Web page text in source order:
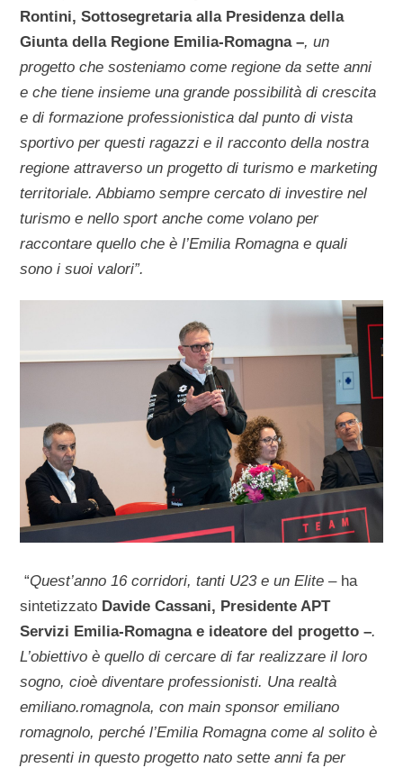
Rontini, Sottosegretaria alla Presidenza della
Giunta della Regione Emilia-Romagna –, un
progetto che sosteniamo come regione da sette anni
e che tiene insieme una grande possibilità di crescita
e di formazione professionistica dal punto di vista
sportivo per questi ragazzi e il racconto della nostra
regione attraverso un progetto di turismo e marketing
territoriale. Abbiamo sempre cercato di investire nel
turismo e nello sport anche come volano per
raccontare quello che è l’Emilia Romagna e quali
sono i suoi valori”.
“Quest’anno 16 corridori, tanti U23 e un Elite – ha
sintetizzato Davide Cassani, Presidente APT
Servizi Emilia-Romagna e ideatore del progetto –.
L’obiettivo è quello di cercare di far realizzare il loro
sogno, cioè diventare professionisti. Una realtà
emiliano.romagnola, con main sponsor emiliano
romagnolo, perché l’Emilia Romagna come al solito è
presenti in questo progetto nato sette anni fa per